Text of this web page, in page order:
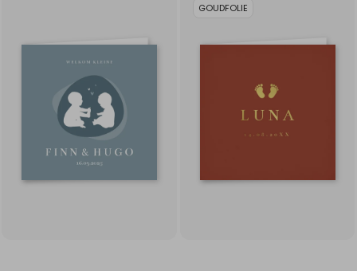
GOUDFOLIE